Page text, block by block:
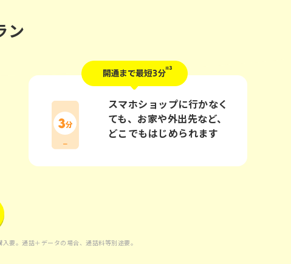
ン
スマホショップに行かなく
ても、お家や外出先など、
どこでもはじめられます
要。通話＋データの場合、通話料等別途要。